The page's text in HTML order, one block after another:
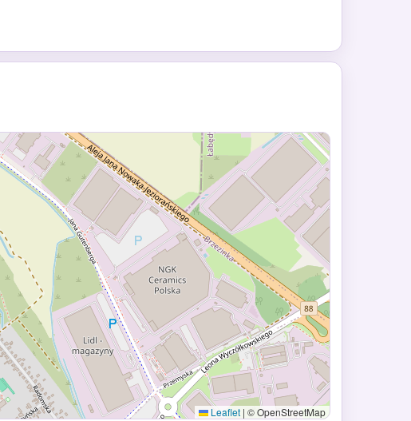
Leaflet | © OpenStreetMap